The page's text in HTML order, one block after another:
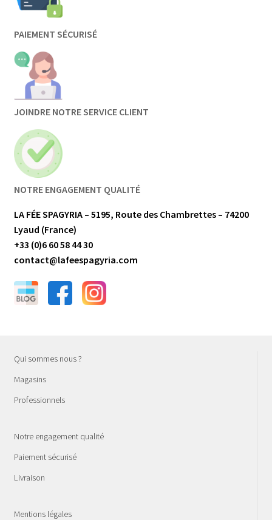
PAIEMENT SÉCURISÉ
JOINDRE NOTRE SERVICE CLIENT
NOTRE ENGAGEMENT QUALITÉ
LA FÉE SPAGYRIA – 5195, Route des Chambrettes – 74200
Lyaud (France)
+33 (0)6 60 58 44 30
contact@lafeespagyria.com
Qui sommes nous ?
Magasins
Professionnels
Notre engagement qualité
Paiement sécurisé
Livraison
Mentions légales